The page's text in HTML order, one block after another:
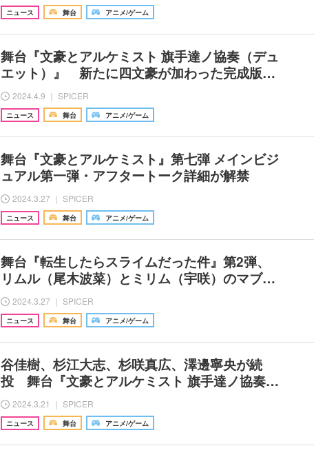
ニュース 舞台 アニメ/ゲーム
舞台『文豪とアルケミスト 旗手達ノ協奏（デュ
エット）』 新たに四文豪が加わった完成版…
2024.4.9 ｜ SPICER
ニュース 舞台 アニメ/ゲーム
舞台『文豪とアルケミスト』第七弾 メインビジ
ュアル第一弾・アフタートーク詳細が解禁
2024.3.27 ｜ SPICER
ニュース 舞台 アニメ/ゲーム
舞台『転生したらスライムだった件』第2弾、
リムル（尾木波菜）とミリム（宇咲）のマブ…
2024.3.27 ｜ SPICER
ニュース 舞台 アニメ/ゲーム
谷佳樹、杉江大志、杉咲真広、澤邊寧央が続
投 舞台『文豪とアルケミスト 旗手達ノ協奏…
2024.3.21 ｜ SPICER
ニュース 舞台 アニメ/ゲーム